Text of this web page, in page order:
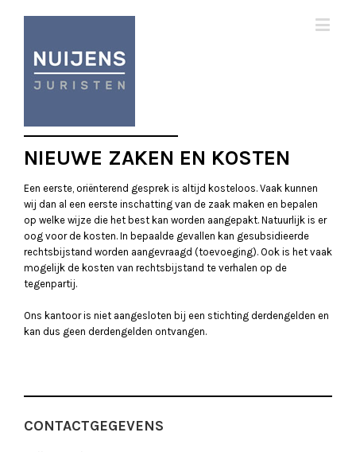
NIEUWE ZAKEN EN KOSTEN
Een eerste, oriënterend gesprek is altijd kosteloos. Vaak kunnen
wij dan al een eerste inschatting van de zaak maken en bepalen
op welke wijze die het best kan worden aangepakt. Natuurlijk is er
oog voor de kosten. In bepaalde gevallen kan gesubsidieerde
rechtsbijstand worden aangevraagd (toevoeging). Ook is het vaak
mogelijk de kosten van rechtsbijstand te verhalen op de
tegenpartij.
Ons kantoor is niet aangesloten bij een stichting derdengelden en
kan dus geen derdengelden ontvangen.
CONTACTGEGEVENS